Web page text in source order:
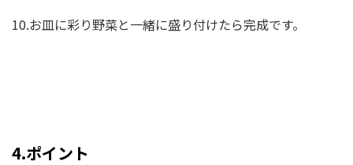
10.お皿に彩り野菜と一緒に盛り付けたら完成です。
4.ポイント